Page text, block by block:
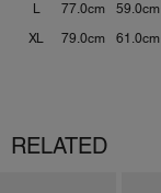
L
77.0cm 59.0cm
XL
79.0cm 61.0cm
RELATED